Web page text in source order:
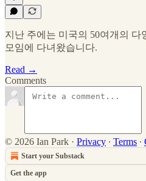
지난 주에는 미국의 50여개의
모임에 다녀왔습니다.
Read →
Comments
© 2026 Ian Park · Privacy ∙ Terms ∙
Start your Substack
Get the app